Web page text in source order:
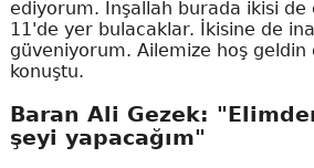
ediyorum. İnşallah burada ikisi de
11'de yer bulacaklar. İkisine de
güveniyorum. Ailemize hoş
konuştu.
Baran Ali Gezek:
şeyi yapacağım"